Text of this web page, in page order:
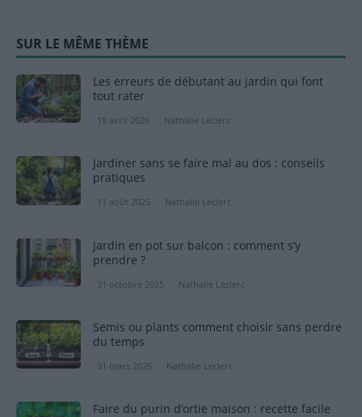
SUR LE MÊME THÈME
Les erreurs de débutant au jardin qui font
tout rater
19 avril 2026 Nathalie Leclerc
Jardiner sans se faire mal au dos : conseils
pratiques
11 août 2025 Nathalie Leclerc
Jardin en pot sur balcon : comment s’y
prendre ?
31 octobre 2025 Nathalie Leclerc
Semis ou plants comment choisir sans perdre
du temps
31 mars 2026 Nathalie Leclerc
Faire du purin d’ortie maison : recette facile